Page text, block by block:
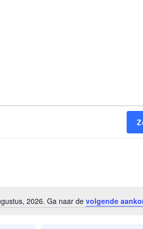
Bericht
2026. Ga naar de volgende